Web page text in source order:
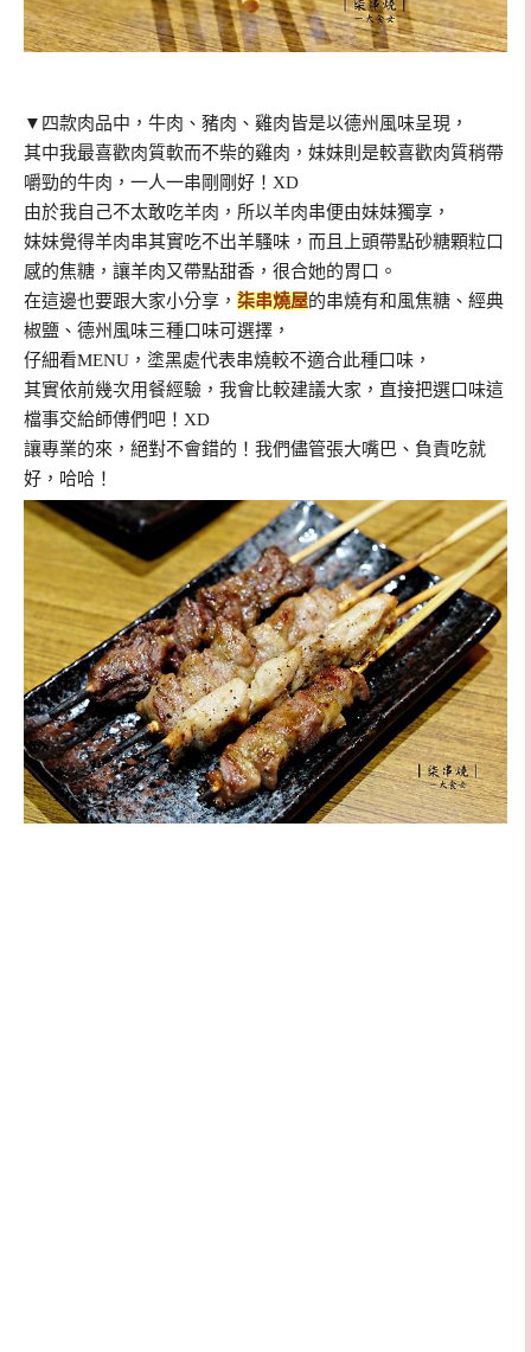
▼四款肉品中，牛肉、豬肉、雞肉皆是以德州風味呈現，
其中我最喜歡肉質軟而不柴的雞肉，妹妹則是較喜歡肉質稍帶
嚼勁的牛肉，一人一串剛剛好！XD
由於我自己不太敢吃羊肉，所以羊肉串便由妹妹獨享，
妹妹覺得羊肉串其實吃不出羊騷味，而且上頭帶點砂糖顆粒口
感的焦糖，讓羊肉又帶點甜香，很合她的胃口。
在這邊也要跟大家小分享， 柒串燒屋的串燒有和風焦糖、經典
椒鹽、德州風味三種口味可選擇，
仔細看MENU， 塗黑處代表串燒較不適合此種口味，
其實依前幾次用餐經驗，我會比較建議大家，直接把選口味這
檔事交給師傅們吧！XD
讓專業的來，絕對不會錯的！我們儘管張大嘴巴、負責吃就
好，哈哈！